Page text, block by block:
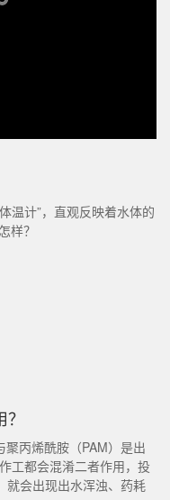
温计”，直观反映着水体的
样？
丙烯酰胺（PAM）是出
工都会混淆二者作用，投
就会出现出水浑浊、药耗